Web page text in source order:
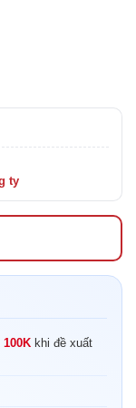
100K khi đề xuất